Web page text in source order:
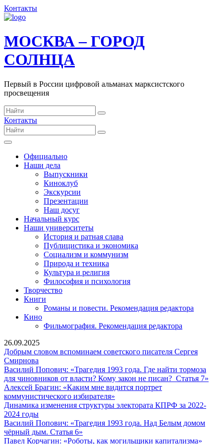
Контакты
МОСКВА – ГОРОД
СОЛНЦА
Первый в России цифровой альманах марксистского
просвещения
Контакты
Официально
Наши дела
Выпускники
Киноклуб
Экскурсии
Презентации
Наш досуг
Начальный курс
Наши университеты
История и ратная слава
Публицистика и экономика
Социализм и коммунизм
Природа и техника
Культура и религия
Философия и психология
Творчество
Книги
Романы и повести. Рекомендация редактора
Кино
Фильмография. Рекомендация редактора
26.09.2025
Добрым словом вспоминаем советского писателя Сергея
Смирнова
словом
вспоминаем
советского
писателя
Сергея
Смирнова
Василий Попович: «Трагедия 1993 года. Где найти тормоза
для чиновников от власти? Кому закон не писан? Статья 7»
Алексей Брагин: «Каким мне видится портрет
коммунистического избирателя»
Брагин:
мне
портрет
Динамика изменения структуры электората КПРФ за 2022-
2024 годыДинамика
изменения
структуры
электората
Василий Попович: «Трагедия 1993 года. Над Белым домом
чёрный дым. Статья 6»
Попович:
Павел Корчагин: «Роботы, как могильщики капитализма»